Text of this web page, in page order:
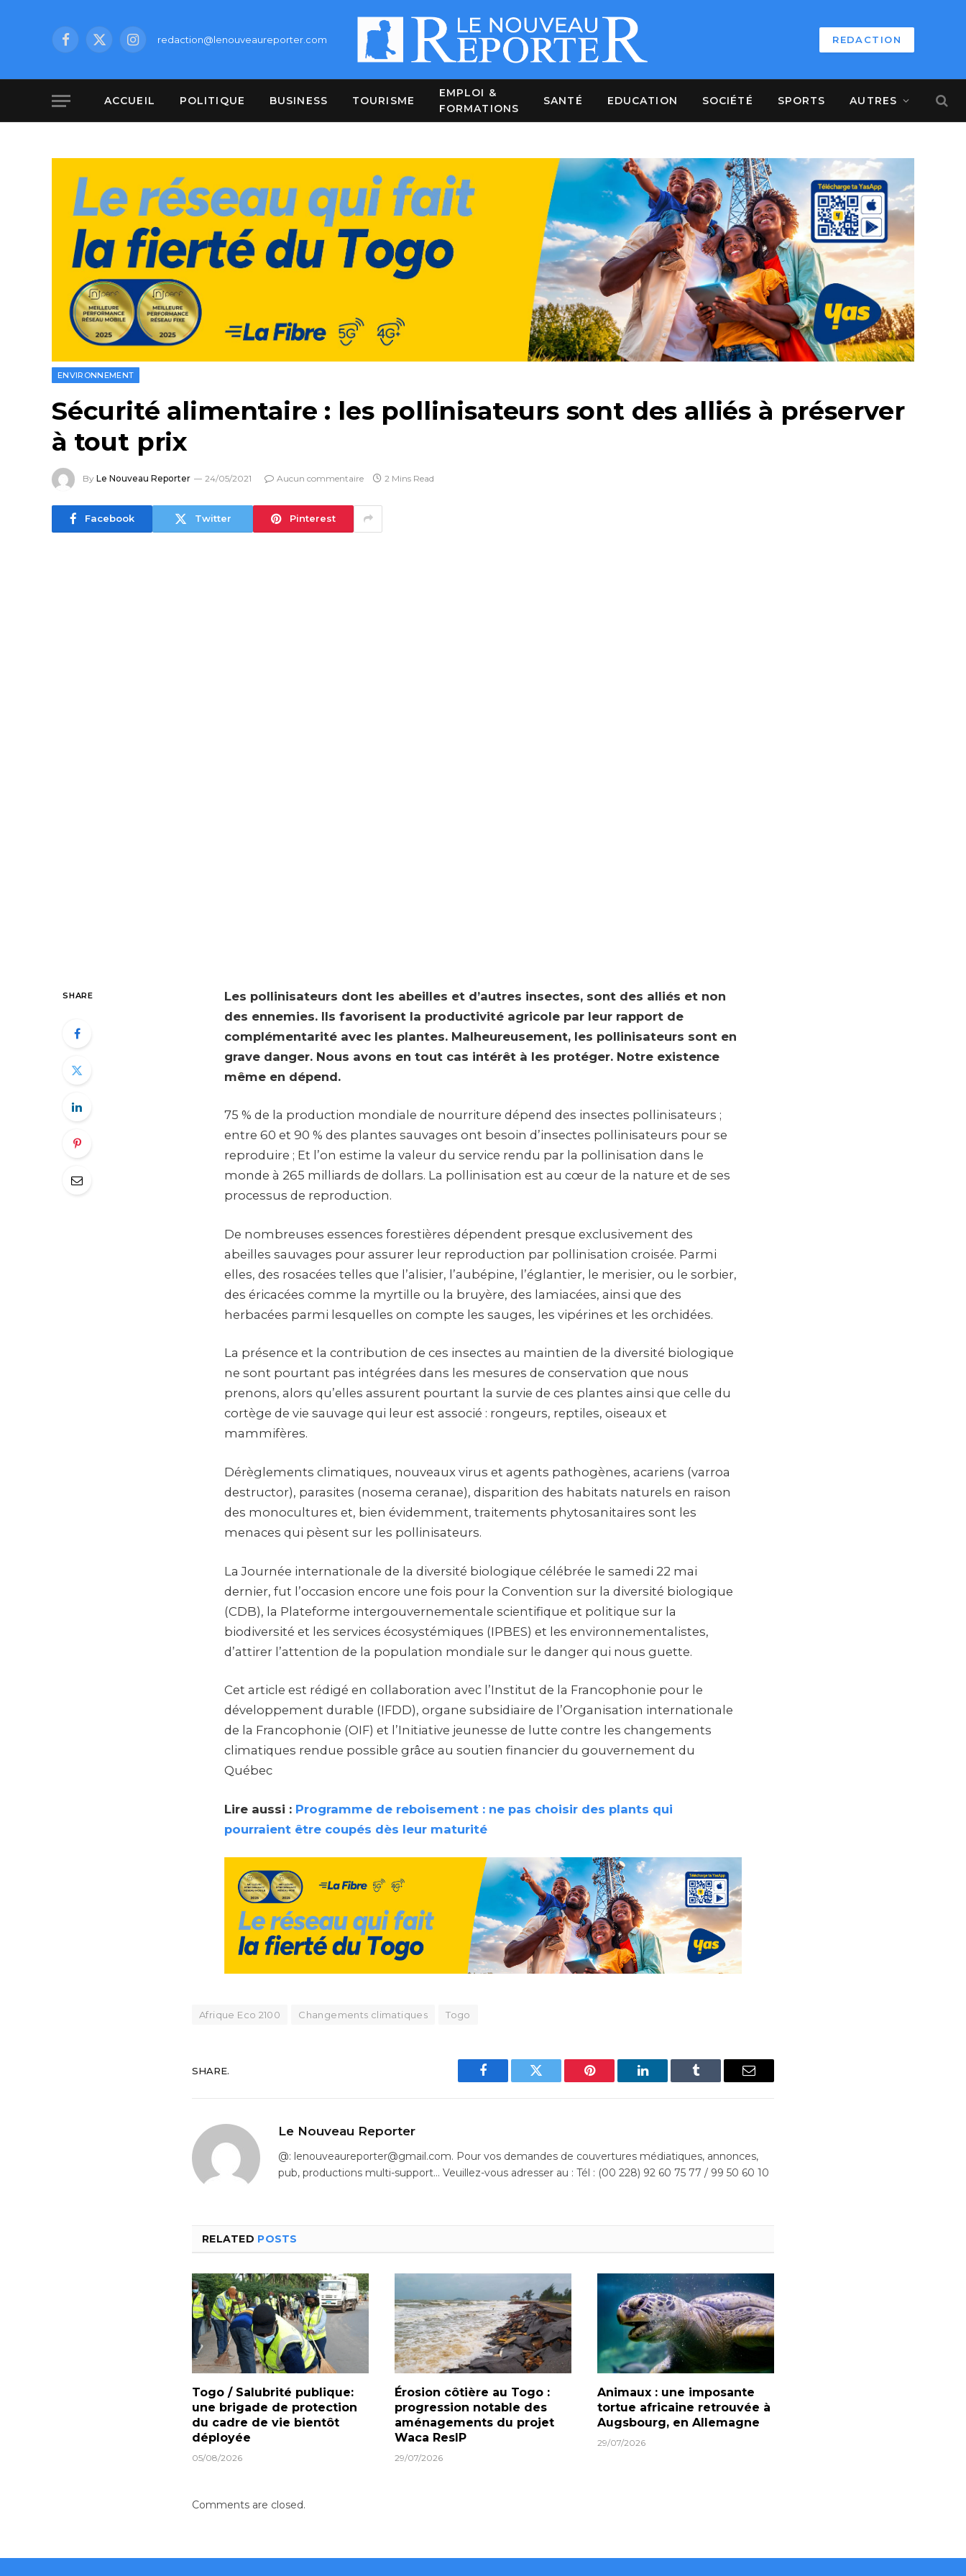
Facebook
X
Instagramredaction@lenouveaureporter.com REDACTION
ACCUEIL POLITIQUE BUSINESS TOURISME
EMPLOI &
FORMATIONS
SANTÉ EDUCATION SOCIÉTÉ SPORTS AUTRES
ENVIRONNEMENT
Sécurité alimentaire : les pollinisateurs sont des alliés à préserver
à tout prix
By Le Nouveau Reporter 24/05/2021 Aucun commentaire 2 Mins Read
Facebook Twitter Pinterest
SHARE
Les pollinisateurs dont les abeilles et d’autres insectes, sont des alliés et non
des ennemies. Ils favorisent la productivité agricole par leur rapport de
complémentarité avec les plantes. Malheureusement, les pollinisateurs sont en
grave danger. Nous avons en tout cas intérêt à les protéger. Notre existence
même en dépend.
75 % de la production mondiale de nourriture dépend des insectes pollinisateurs ;
entre 60 et 90 % des plantes sauvages ont besoin d’insectes pollinisateurs pour se
reproduire ; Et l’on estime la valeur du service rendu par la pollinisation dans le
monde à 265 milliards de dollars. La pollinisation est au cœur de la nature et de ses
processus de reproduction.
De nombreuses essences forestières dépendent presque exclusivement des
abeilles sauvages pour assurer leur reproduction par pollinisation croisée. Parmi
elles, des rosacées telles que l’alisier, l’aubépine, l’églantier, le merisier, ou le sorbier,
des éricacées comme la myrtille ou la bruyère, des lamiacées, ainsi que des
herbacées parmi lesquelles on compte les sauges, les vipérines et les orchidées.
La présence et la contribution de ces insectes au maintien de la diversité biologique
ne sont pourtant pas intégrées dans les mesures de conservation que nous
prenons, alors qu’elles assurent pourtant la survie de ces plantes ainsi que celle du
cortège de vie sauvage qui leur est associé : rongeurs, reptiles, oiseaux et
mammifères.
Dérèglements climatiques, nouveaux virus et agents pathogènes, acariens (varroa
destructor), parasites (nosema ceranae), disparition des habitats naturels en raison
des monocultures et, bien évidemment, traitements phytosanitaires sont les
menaces qui pèsent sur les pollinisateurs.
La Journée internationale de la diversité biologique célébrée le samedi 22 mai
dernier, fut l’occasion encore une fois pour la Convention sur la diversité biologique
(CDB), la Plateforme intergouvernementale scientifique et politique sur la
biodiversité et les services écosystémiques (IPBES) et les environnementalistes,
d’attirer l’attention de la population mondiale sur le danger qui nous guette.
Cet article est rédigé en collaboration avec l’Institut de la Francophonie pour le
développement durable (IFDD), organe subsidiaire de l’Organisation internationale
de la Francophonie (OIF) et l’Initiative jeunesse de lutte contre les changements
climatiques rendue possible grâce au soutien financier du gouvernement du
Québec
Lire aussi : Programme de reboisement : ne pas choisir des plants qui
pourraient être coupés dès leur maturité
Afrique Eco 2100 Changements climatiques Togo
SHARE.
Facebook Twitter Pinterest LinkedIn Tumblr Email
Le Nouveau Reporter
@: lenouveaureporter@gmail.com. Pour vos demandes de couvertures médiatiques, annonces,
pub, productions multi-support… Veuillez-vous adresser au : Tél : (00 228) 92 60 75 77 / 99 50 60 10
RELATED POSTS
Togo / Salubrité publique:
une brigade de protection
du cadre de vie bientôt
déployée
05/08/2026
Érosion côtière au Togo :
progression notable des
aménagements du projet
Waca ResIP
29/07/2026
Animaux : une imposante
tortue africaine retrouvée à
Augsbourg, en Allemagne
29/07/2026
Comments are closed.